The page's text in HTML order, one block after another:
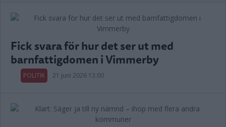
Fick svara för hur det ser ut med
barnfattigdomen i Vimmerby
POLITIK 21 juni 2026 13.00